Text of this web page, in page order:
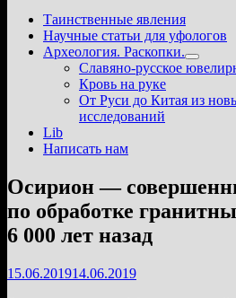
Таинственные явления
Научные статьи для уфологов
Археология. Раскопки.
Славяно-русское
Кровь на руке
От Руси до Китая из
исследований
Lib
Написать нам
Осирион —
по обработке
6 000 лет назад
15.06.201914.06.2019